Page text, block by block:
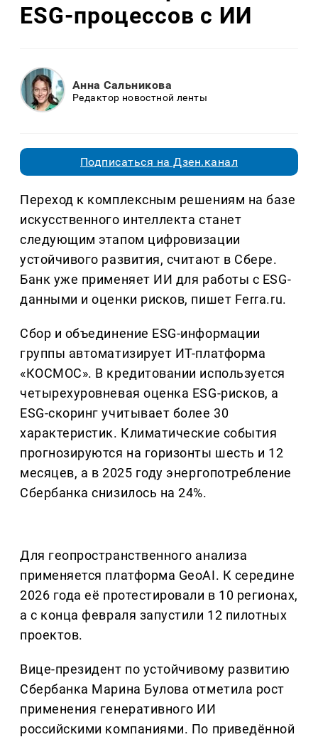
ESG-процессов с ИИ
Анна Сальникова
Редактор новостной ленты
Подписаться на Дзен.канал
Переход к комплексным решениям на базе
искусственного интеллекта станет
следующим этапом цифровизации
устойчивого развития, считают в Сбере.
Банк уже применяет ИИ для работы с ESG-
данными и оценки рисков, пишет Ferra.ru.
Сбор и объединение ESG-информации
группы автоматизирует ИТ-платформа
«КОСМОС». В кредитовании используется
четырехуровневая оценка ESG-рисков, а
ESG-скоринг учитывает более 30
характеристик. Климатические события
прогнозируются на горизонты шесть и 12
месяцев, а в 2025 году энергопотребление
Сбербанка снизилось на 24%.
Для геопространственного анализа
применяется платформа GeoAI. К середине
2026 года её протестировали в 10 регионах,
а с конца февраля запустили 12 пилотных
проектов.
Вице-президент по устойчивому развитию
Сбербанка Марина Булова отметила рост
применения генеративного ИИ
российскими компаниями. По приведённой